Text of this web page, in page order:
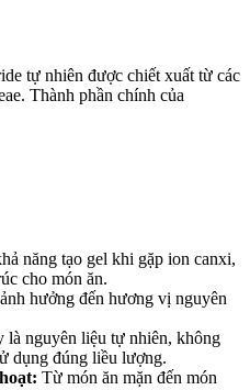
tự nhiên được chiết xuất từ các
Thành phần chính của
năng tạo gel khi gặp ion canxi,
cho món ăn.
hưởng đến hương vị nguyên
là nguyên liệu tự nhiên, không
dụng đúng liều lượng.
Từ món ăn mặn đến món